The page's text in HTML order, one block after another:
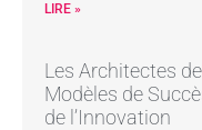
LIRE »
Les Architectes
Modèles de
de l’Innovation